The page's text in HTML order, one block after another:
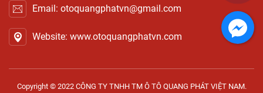
Email: otoquangphatvn@gmail.com
Website: www.otoquangphatvn.com
Copyright © 2022 CÔNG TY TNHH TM Ô TÔ QUANG PHÁT VIỆT NAM.